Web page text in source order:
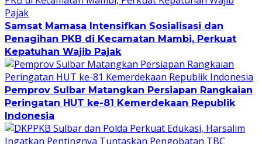
Samsat Mamasa Intensifkan Sosialisasi dan
Penagihan PKB di Kecamatan Mambi, Perkuat
Kepatuhan Wajib Pajak
Pemprov Sulbar Matangkan Persiapan Rangkaian
Peringatan HUT ke-81 Kemerdekaan Republik
Indonesia